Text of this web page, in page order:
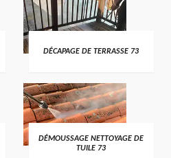
DÉCAPAGE DE TERRASSE 73
DÉMOUSSAGE NETTOYAGE DE
TUILE 73